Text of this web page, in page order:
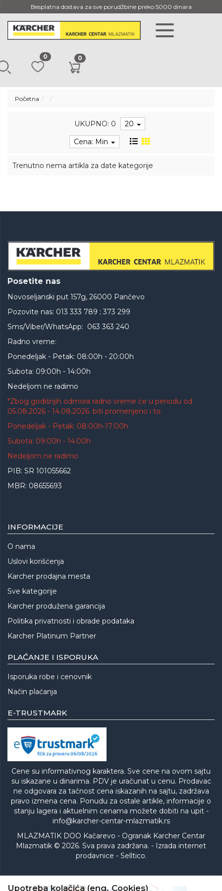
Besplatna dostava za sve porudžbine preko 5000 dinara
0 0
Početna
UKUPNO: 0
20
Cena: Min
Trenutno nema artikla za date kategorije
Posetite nas
Novoseljanski put 157g, 26000 Pančevo
Pozovite nas: 013 333 789 ; 373 299
Sms/Viber/WhatsApp: 063 363 240
Radno vreme:
Ponedeljak - Petak: 08:00h - 20:00h
Subota: 09:00h - 14:00h
Nedeljom ne radimo
*Zbog godišnjih odmora radno vreme će u periodu od
05.08.2026 - 14.08.2026. biti promenjeno i to:
Ponedeljak - Petak: 08:00h-17:00h
Subota: 09:00h - 14:00h
Nedeljom ne radimo
PIB: SR 101055662
MBR: 08655693
INFORMACIJE
O nama
Uslovi korišćenja
Karcher prodajna mesta
Sve kategorije
Karcher produžena garancija
Politika privatnosti i obrade podataka
Karcher Platinum Partner
PLAĆANJE I ISPORUKA
Isporuka robe i cenovnik
Način plaćanja
E-TRUSTMARK
Cene su informativnog karaktera. Sve cene na ovom sajtu
su iskazane u dinarima. PDV je uračunat u cenu. Prodavac
ne odgovara za tačnost cena iskazanih na sajtu, zadržava
pravo izmena cena. Ponudu za ostale artikle, informacije o
stanju lagera i aktuelnim cenama možete dobiti na upit -
info@karcher-centar-mlazmatik.rs
MLAZMATIK DOO Kačarevo - Ogranak Karcher Centar
Mlazmatik © 2026. Sva prava zadržana. - Izrada internet
prodavnice - Selltico.
Upotreba kolačića (eng. Cookies)